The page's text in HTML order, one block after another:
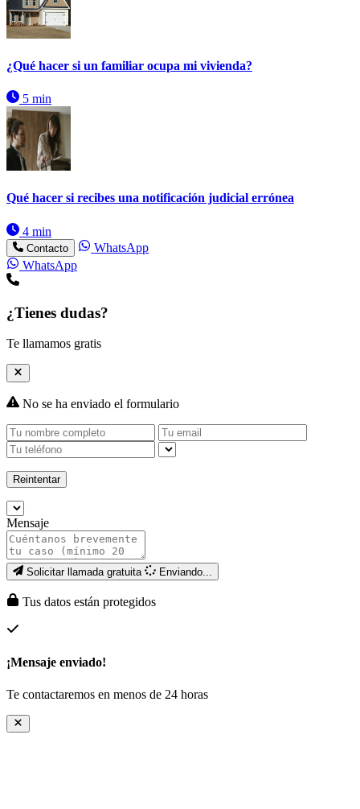
¿Qué hacer si un familiar ocupa mi vivienda?
5 min
Qué hacer si recibes una notificación judicial errónea
4 min
Contacto
WhatsApp
WhatsApp
¿Tienes dudas?
Te llamamos gratis
No se ha enviado el formulario
Reintentar
Mensaje
Solicitar llamada gratuita Enviando...
Tus datos están protegidos
¡Mensaje enviado!
Te contactaremos en menos de 24 horas